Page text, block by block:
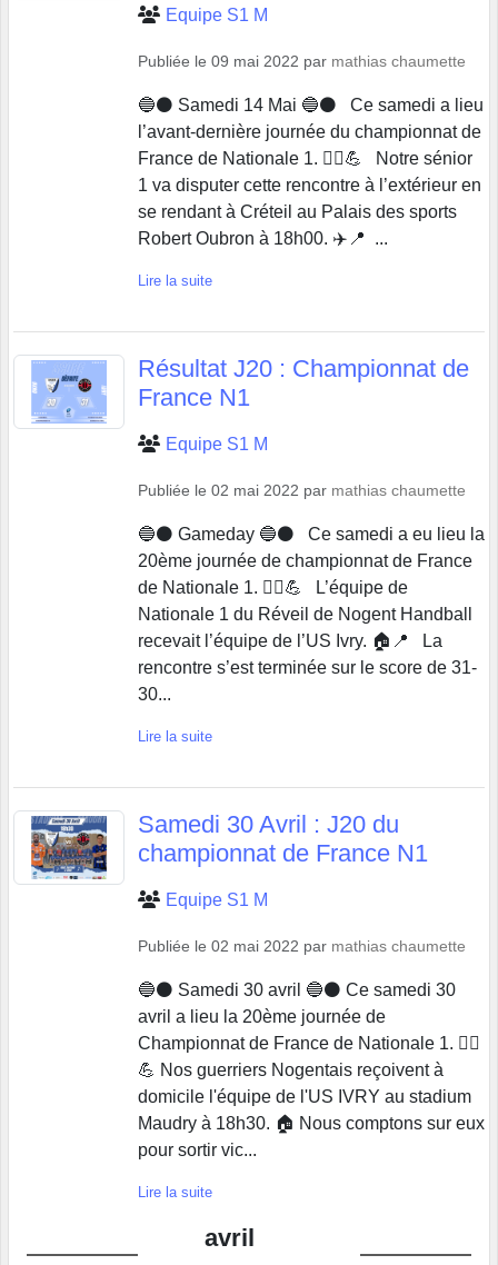
Equipe S1 M
Publiée le 09 mai 2022 par mathias chaumette
🔵⚫️ Samedi 14 Mai 🔵⚫️ Ce samedi a lieu
l’avant-dernière journée du championnat de
France de Nationale 1. 🤾‍♂️💪 Notre sénior
1 va disputer cette rencontre à l’extérieur en
se rendant à Créteil au Palais des sports
Robert Oubron à 18h00. ✈️📍 ...
Lire la suite
Résultat J20 : Championnat de
France N1
Equipe S1 M
Publiée le 02 mai 2022 par mathias chaumette
🔵⚫️ Gameday 🔵⚫️ Ce samedi a eu lieu la
20ème journée de championnat de France
de Nationale 1. 🤾‍♂️💪 L’équipe de
Nationale 1 du Réveil de Nogent Handball
recevait l’équipe de l’US Ivry. 🏠📍 La
rencontre s’est terminée sur le score de 31-
30...
Lire la suite
Samedi 30 Avril : J20 du
championnat de France N1
Equipe S1 M
Publiée le 02 mai 2022 par mathias chaumette
🔵⚫️ Samedi 30 avril 🔵⚫️ Ce samedi 30
avril a lieu la 20ème journée de
Championnat de France de Nationale 1. 🤾‍♂️
💪 Nos guerriers Nogentais reçoivent à
domicile l'équipe de l'US IVRY au stadium
Maudry à 18h30. 🏠 Nous comptons sur eux
pour sortir vic...
Lire la suite
avril